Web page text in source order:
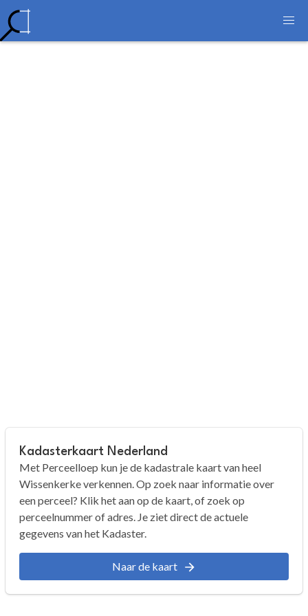
Kadasterkaart Nederland
Met Perceelloep kun je de kadastrale kaart van heel
Wissenkerke verkennen. Op zoek naar informatie over
een perceel? Klik het aan op de kaart, of zoek op
perceelnummer of adres. Je ziet direct de actuele
gegevens van het Kadaster.
Naar de kaart